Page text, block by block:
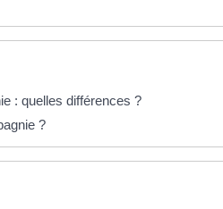
: quelles différences ?
?